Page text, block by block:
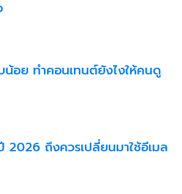
น้อย ทำคอนเทนต์ยังไงให้คนดู
2026 ถึงควรเปลี่ยนมาใช้อีเมล